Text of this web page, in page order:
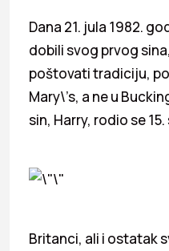
Dana 21. jula 1982.
dobili svog prvog
poštovati tradiciju,
Mary\’s, a ne u
sin, Harry, rodio se
Britanci, ali i ostatak